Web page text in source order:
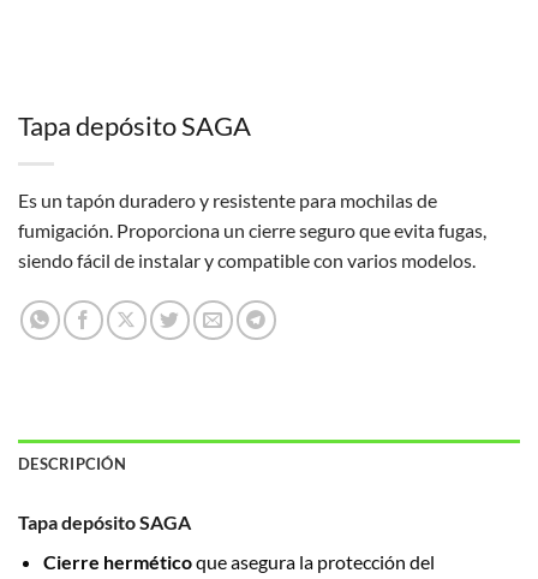
Tapa depósito SAGA
Es un tapón duradero y resistente para mochilas de
fumigación. Proporciona un cierre seguro que evita fugas,
siendo fácil de instalar y compatible con varios modelos.
DESCRIPCIÓN
Tapa depósito SAGA
Cierre herméticoque asegura la protección del